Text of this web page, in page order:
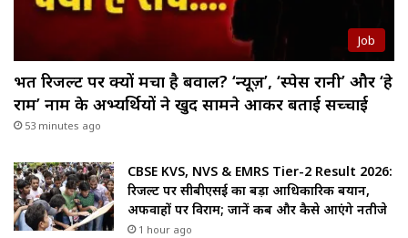
Job
भर्ती रिजल्ट पर क्यों मचा है बवाल? ‘न्यूज़’, ‘स्पेस रानी’ और ‘हे
राम’ नाम के अभ्यर्थियों ने खुद सामने आकर बताई सच्चाई
53 minutes ago
CBSE KVS, NVS & EMRS Tier-2 Result 2026:
रिजल्ट पर सीबीएसई का बड़ा आधिकारिक बयान,
अफवाहों पर विराम; जानें कब और कैसे आएंगे नतीजे
1 hour ago